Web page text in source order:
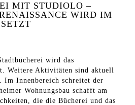
MIT STUDIOLO –
WIRD IM
wird das
Weitere Aktivitäten sind aktuell
Im Innenbereich schreitet der
Wohnungsbau schafft am
die die Bücherei und das